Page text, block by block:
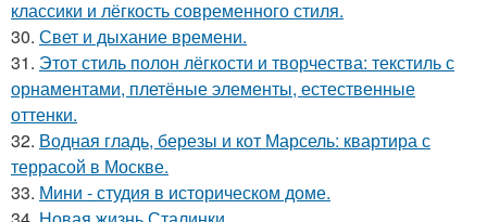
классики и лёгкость современного стиля.
30. Свет и дыхание времени.
31. Этот стиль полон лёгкости и творчества: текстиль с
орнаментами, плетёные элементы, естественные
оттенки.
32. Водная гладь, березы и кот Марсель: квартира с
террасой в Москве.
33. Мини - студия в историческом доме.